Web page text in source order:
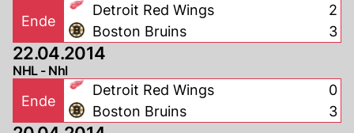
Ende
Detroit Red Wings
Boston Bruins
2
3
22.04.2014
NHL - Nhl
Ende
Detroit Red Wings
Boston Bruins
0
3